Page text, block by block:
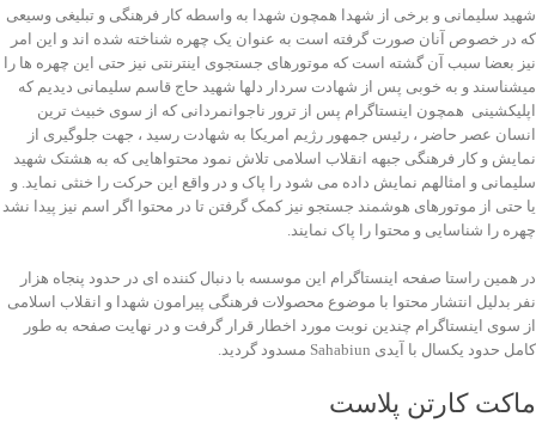
شهید سلیمانی و برخی از شهدا همچون شهدا به واسطه کار فرهنگی و تبلیغی وسیعی
که در خصوص آنان صورت گرفته است به عنوان یک چهره شناخته شده اند و این امر
نیز بعضا سبب آن گشته است که موتورهای جستجوی اینترنتی نیز حتی این چهره ها را
میشناسند و به خوبی پس از شهادت سردار دلها شهید حاج قاسم سلیمانی دیدیم که
اپلیکشینی همچون اینستاگرام پس از ترور ناجوانمردانی که از سوی خبیث ترین
انسان عصر حاضر ، رئیس جمهور رژیم امریکا به شهادت رسید ، جهت جلوگیری از
نمایش و کار فرهنگی جبهه انقلاب اسلامی تلاش نمود محتواهایی که به هشتک شهید
سلیمانی و امثالهم نمایش داده می شود را پاک و در واقع این حرکت را خنثی نماید. و
یا حتی از موتورهای هوشمند جستجو نیز کمک گرفتن تا در محتوا اگر اسم نیز پیدا نشد
چهره را شناسایی و محتوا را پاک نمایند.
در همین راستا صفحه اینستاگرام این موسسه با دنبال کننده ای در حدود پنجاه هزار
نفر بدلیل انتشار محتوا با موضوع محصولات فرهنگی پیرامون شهدا و انقلاب اسلامی
از سوی اینستاگرام چندین نوبت مورد اخطار قرار گرفت و در نهایت صفحه به طور
کامل حدود یکسال با آیدی Sahabiun مسدود گردید.
ماکت کارتن پلاست